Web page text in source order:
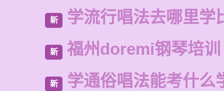
新 学流行唱法去哪里学
新 福州doremi钢琴培训
新 学通俗唱法能考什么